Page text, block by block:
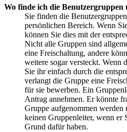
Wo finde ich die Benutzergruppen
Sie finden die
persönlichen Bereich. Wenn
können Sie dies mit der
Nicht alle Gruppen sind
eine Freischaltung, andere
weitere sogar versteckt. Wenn
Sie ihr einfach durch die
verlangt die Gruppe eine
für sie bewerben. Ein
Antrag annehmen. Er könnte
Gruppe aufgenommen werden
keinen Gruppenleiter, wenn er
Grund dafür haben.